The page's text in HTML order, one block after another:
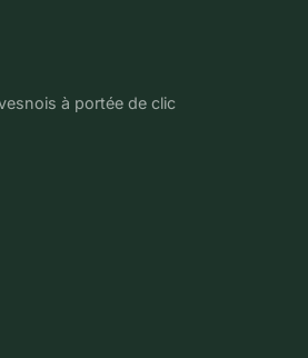
à portée de clic